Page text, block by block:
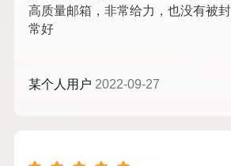
高质量邮箱，非常给力，也没有被
常好
某个人用户 2022-09-27